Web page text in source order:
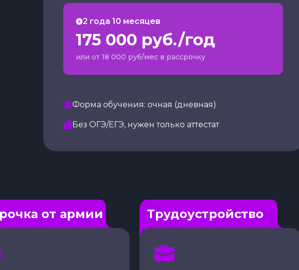
Форма обучения: очная (дневная)
Без ОГЭ/ЕГЭ, нужен только аттестат
2 года 10 месяцев
175 000 руб./год
или от 18 000 руб/мес в рассрочку
от армии Трудоустройство